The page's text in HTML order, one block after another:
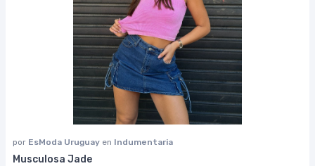
por EsModa Uruguay en Indumentaria
Musculosa Jade